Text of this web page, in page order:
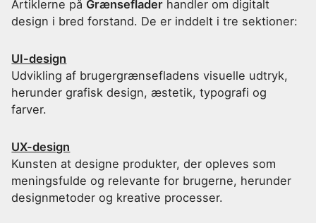
Artiklerne på Grænseflader handler om digitalt
design i bred forstand. De er inddelt i tre sektioner:
UI-design
Udvikling af brugergrænsefladens visuelle udtryk,
herunder grafisk design, æstetik, typografi og
farver.
UX-design
Kunsten at designe produkter, der opleves som
meningsfulde og relevante for brugerne, herunder
designmetoder og kreative processer.